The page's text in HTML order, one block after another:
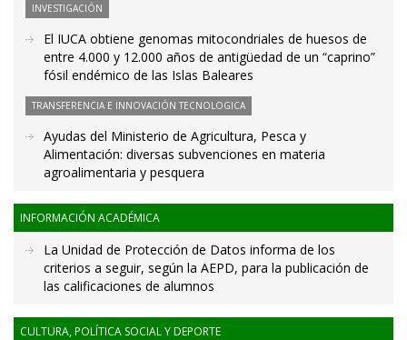
INVESTIGACIÓN
El IUCA obtiene genomas mitocondriales de huesos de
entre 4.000 y 12.000 años de antigüedad de un “caprino”
fósil endémico de las Islas Baleares
TRANSFERENCIA E INNOVACIÓN TECNOLOGICA
Ayudas del Ministerio de Agricultura, Pesca y
Alimentación: diversas subvenciones en materia
agroalimentaria y pesquera
INFORMACIÓN ACADÉMICA
La Unidad de Protección de Datos informa de los
criterios a seguir, según la AEPD, para la publicación de
las calificaciones de alumnos
CULTURA, POLÍTICA SOCIAL Y DEPORTE